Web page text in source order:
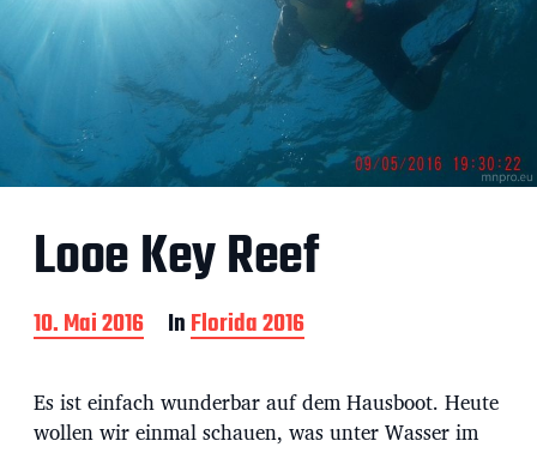
Looe Key Reef
B
e
t
r
a
10. Mai 2016 InFlorida 2016
Es ist einfach wunderbar auf dem Hausboot. Heute
wollen wir einmal schauen, was unter Wasser im